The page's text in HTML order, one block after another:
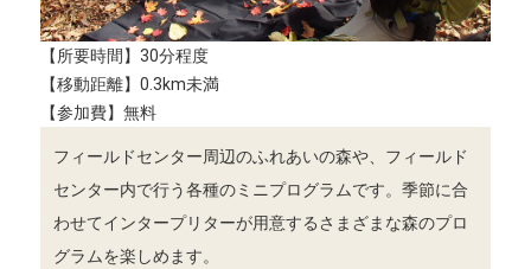
【所要時間】30分程度
【移動距離】0.3km未満
【参加費】無料
フィールドセンター周辺のふれあいの森や、フィールド
センター内で行う各種のミニプログラムです。季節に合
わせてインタープリターが用意するさまざまな森のプロ
グラムを楽しめます。